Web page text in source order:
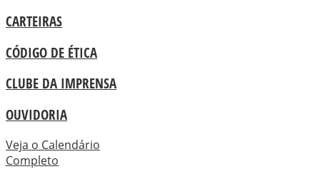
CARTEIRAS
CÓDIGO DE ÉTICA
CLUBE DA IMPRENSA
OUVIDORIA
Veja o Calendário
Completo